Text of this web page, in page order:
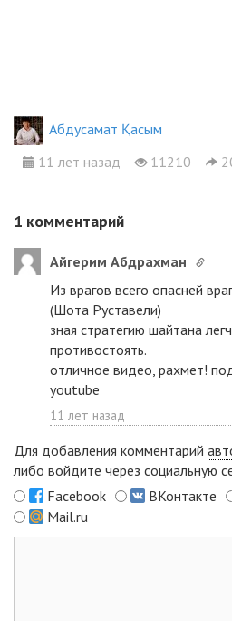
Абдусамат Қасым
11 лет назад
11210
1 комментарий
Айгерим Абдрахман
Из врагов всего опасней
(Шота Руставели)
зная стратегию шайтана
противостоять.
отличное видео, рахмет!
youtube
11 лет назад
Для добавления комментарий
либо войдите через социальную
Facebook
ВКонтакте
Mail.ru